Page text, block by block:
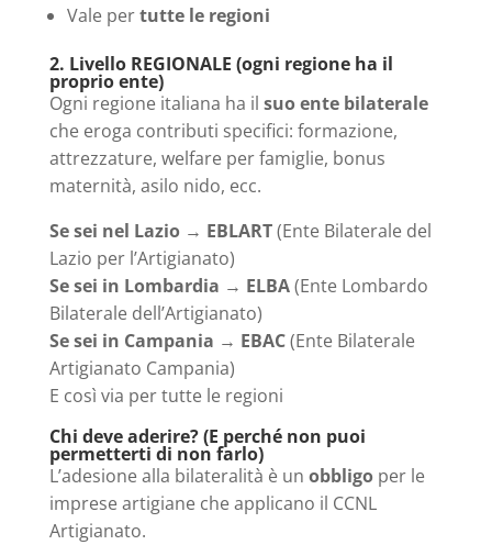
Vale pertutte le regioni
2. Livello REGIONALE (ogni regione ha il
proprio ente)
Ogni regione italiana ha il suo ente bilaterale
che eroga contributi specifici: formazione,
attrezzature, welfare per famiglie, bonus
maternità, asilo nido, ecc.
Se sei nel Lazio→ EBLART(Ente Bilaterale del
Lazio per l’Artigianato)
Se sei in Lombardia → ELBA(Ente Lombardo
Bilaterale dell’Artigianato)
Se sei in Campania → EBAC(Ente Bilaterale
Artigianato Campania)
E così via per tutte le regioni
Chi deve aderire? (E perché non puoi
permetterti di non farlo)
L’adesione alla bilateralità è un obbligoper le
imprese artigiane che applicano il CCNL
Artigianato.